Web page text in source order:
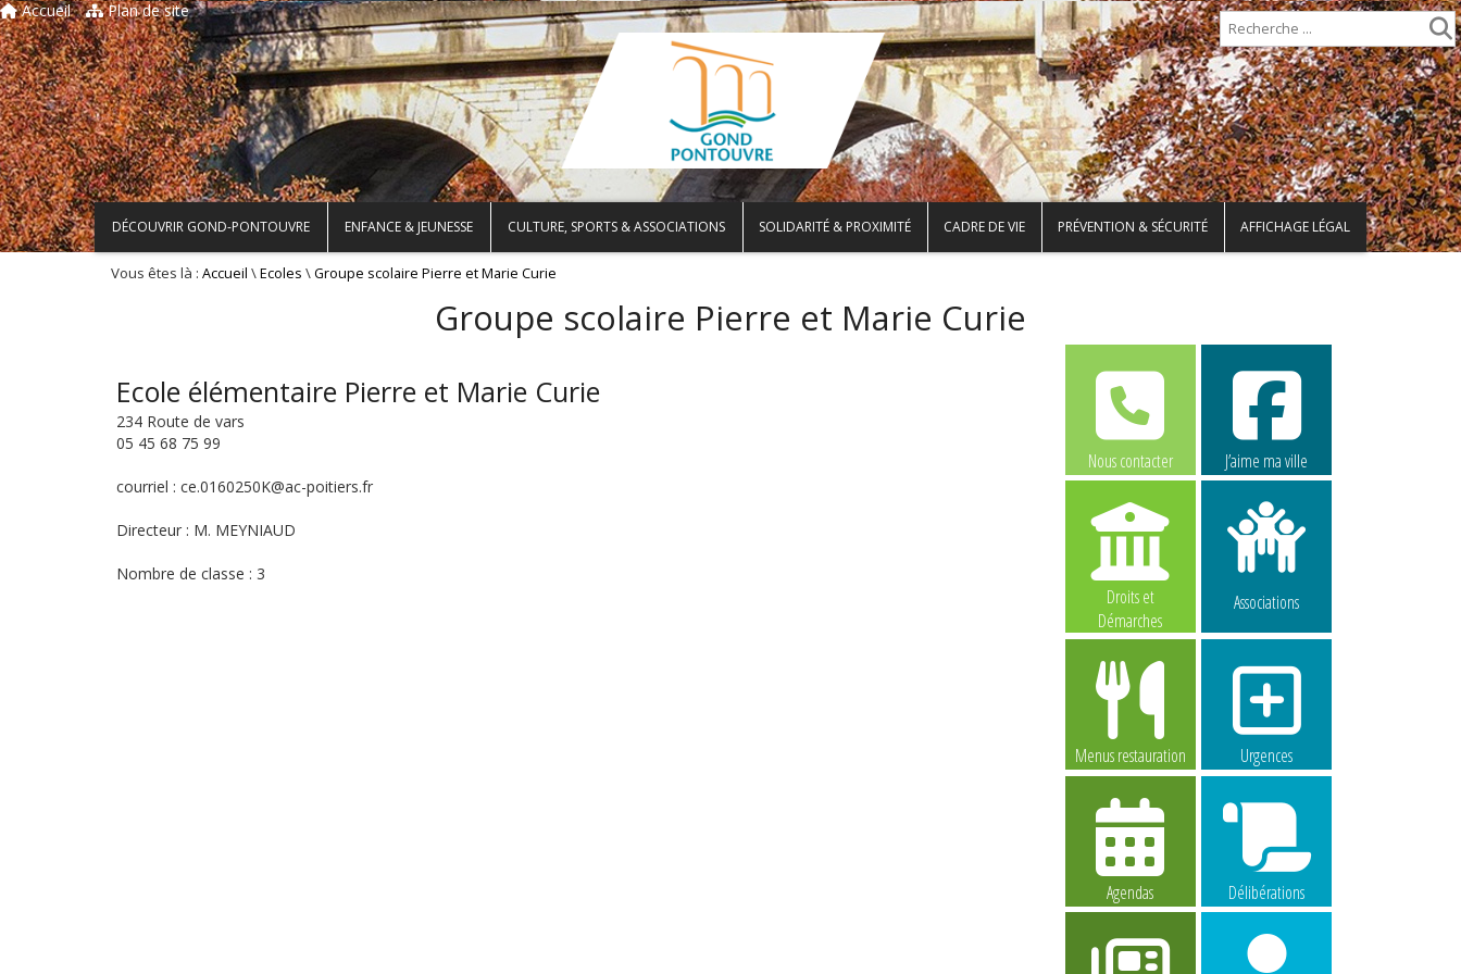
Accueil Plan de site
DÉCOUVRIR GOND-PONTOUVRE ENFANCE & JEUNESSE CULTURE, SPORTS & ASSOCIATIONS SOLIDARITÉ & PROXIMITÉ CADRE DE VIE PRÉVENTION & SÉCURITÉ AFFICHAGE LÉGAL
Vous êtes là : Accueil \Ecoles \Groupe scolaire Pierre et Marie Curie
Groupe scolaire Pierre et Marie Curie
Ecole élémentaire Pierre et Marie Curie
234 Route de vars
05 45 68 75 99
courriel : ce.0160250K@ac-poitiers.fr
Directeur : M. MEYNIAUD
Nombre de classe : 3
Nous contacter J’aime ma ville
Droits et
Démarches
Associations
Menus restauration Urgences
Agendas Délibérations